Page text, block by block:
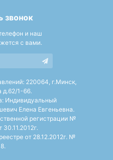
звонок
и наш
с вами.
220064, г.Минск,
д.62/1-66.
Индивидуальный
Елена Евгеньевна.
регистрации №
30.11.2012г.
от 28.12.2012г. №